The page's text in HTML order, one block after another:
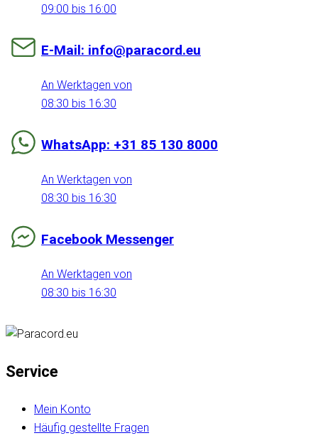
09:00 bis 16:00
E-Mail: info@paracord.eu
An Werktagen von
08:30 bis 16:30
WhatsApp: +31 85 130 8000
An Werktagen von
08:30 bis 16:30
Facebook Messenger
An Werktagen von
08:30 bis 16:30
Service
Mein Konto
Häufig gestellte Fragen